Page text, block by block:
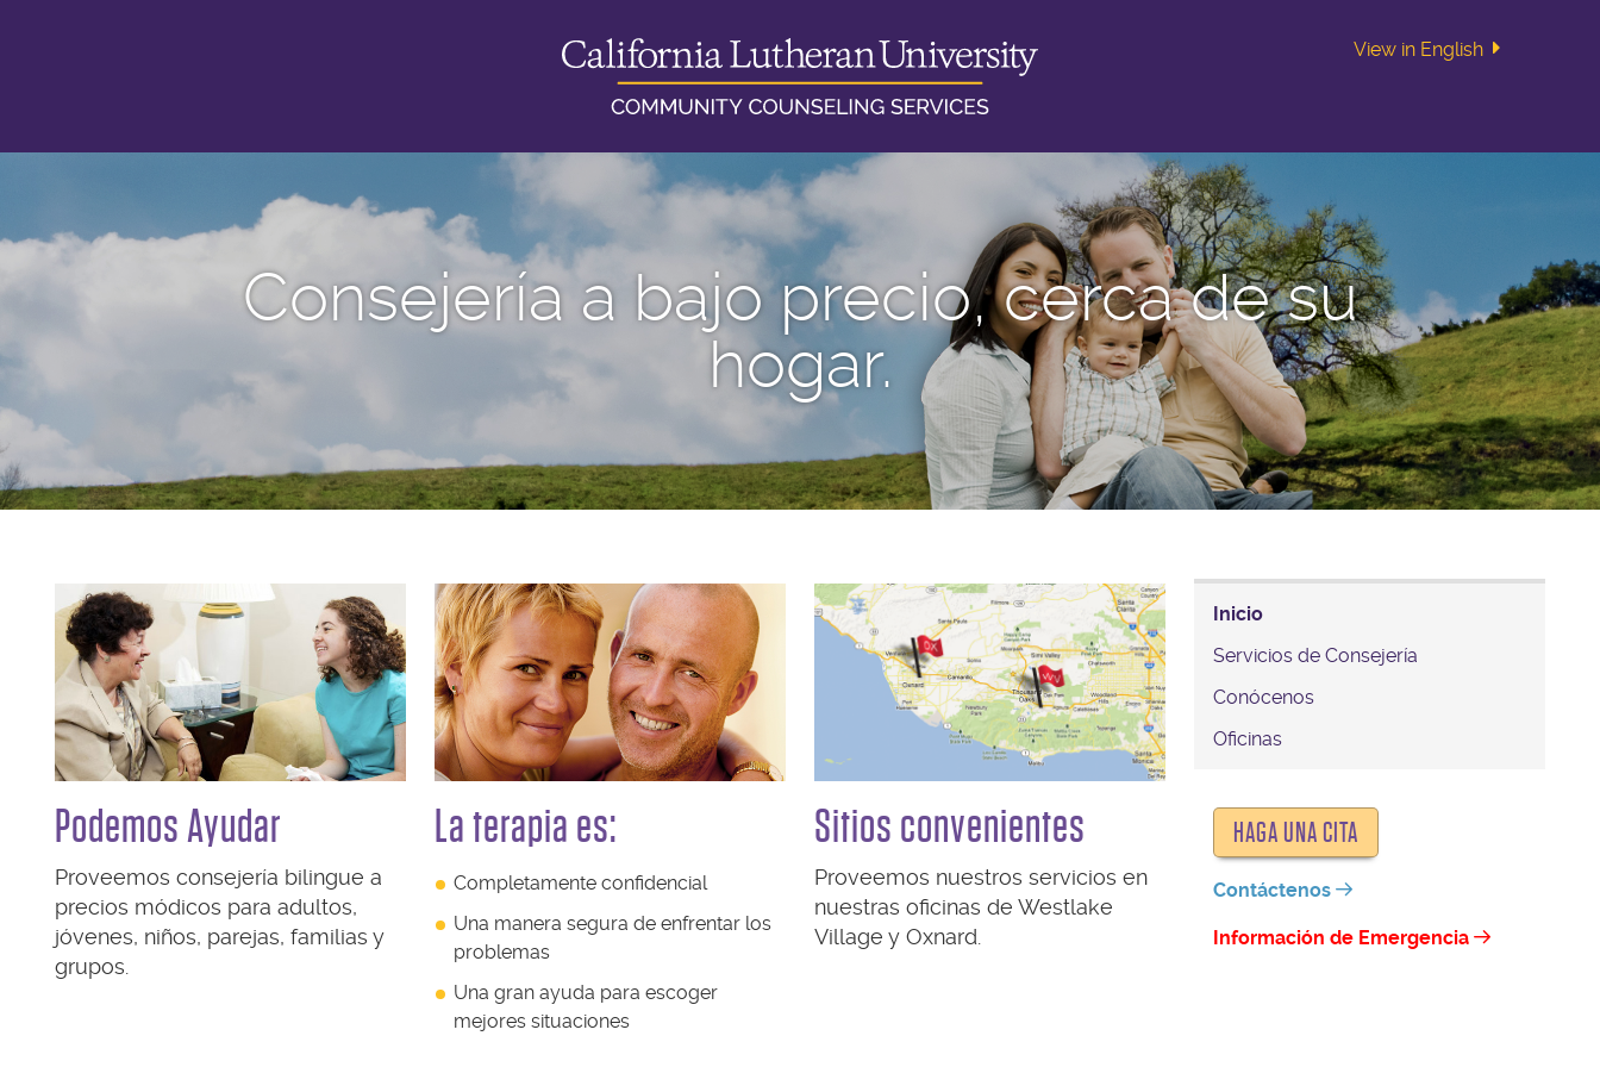
View in English
Consejería a bajo precio, cerca de su
hogar.
Podemos Ayudar
Proveemos consejería bilingue a
precios módicos para adultos,
jóvenes, niños, parejas, familias y
grupos.
La terapia es:
Completamente confidencial
Una manera segura de enfrentar los
problemas
Una gran ayuda para escoger
mejores situaciones
Sitios convenientes
Proveemos nuestros servicios en
nuestras oficinas de Westlake
Village y Oxnard.
Inicio
Servicios de Consejería
Conócenos
Oficinas
HAGA UNA CITA
Contáctenos
Información de Emergencia